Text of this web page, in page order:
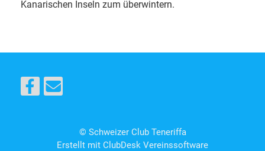
Kanarischen Inseln zum überwintern.
© Schweizer Club Teneriffa
Erstellt mit ClubDesk Vereinssoftware